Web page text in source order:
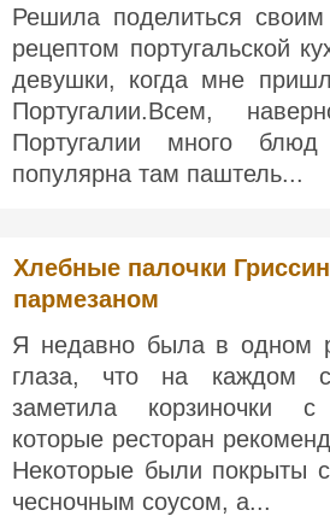
Решила поделиться
рецептом португальской
девушки, когда мне
Португалии.Всем,
Португалии много
популярна там паштель...
Хлебные палочки
пармезаном
Я недавно была в одном
глаза, что на каждом
заметила корзиночки
которые ресторан
Некоторые были покрыты
чесночным соусом, а...